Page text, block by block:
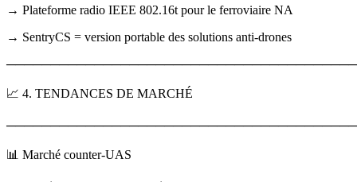
→ Plateforme radio IEEE 802.16t pour le ferroviaire NA
→ SentryCS = version portable des solutions anti-drones
📈 4. TENDANCES DE MARCHÉ
📊 Marché counter-UAS